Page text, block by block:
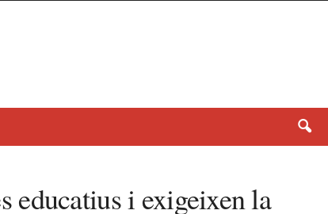
educatius i exigeixen la